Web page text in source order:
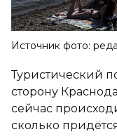
Источник фото:
Туристический
сторону
сейчас
сколько